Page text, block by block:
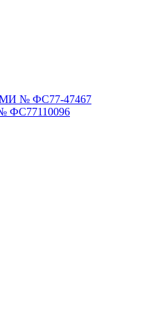
СМИ № ФС77-47467
ФС77110096